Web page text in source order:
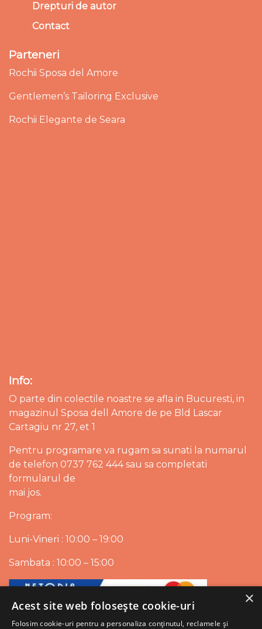
Drepturi de autor
Contact
Parteneri
Rochii Sposa del Amore
Gentlemen’s Tailoring Exclusive
Rochii Elegante de Seara
Info:
O parte din colectile noastre se afla in Bucuresti, in
magazinul Sposa dell Amore de pe Bld Lascar
Cartagiu nr 27, et 1
Pentru programare va rugam sa sunati la numarul
de telefon 0737 762 444 sau sa completati
formularul de
mai jos.
Program:
Luni-Vineri : 10:00 – 19:00
Sambata : 10:00 – 15:00
×
Acest site web folosește cookie-uri
Folosim cookie-uri pentru a personaliza conținutul, reclamele și